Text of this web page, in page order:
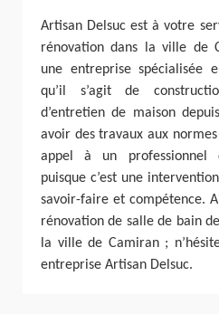
Artisan Delsuc est à votre
rénovation dans la ville de
une entreprise spécialisée
qu’il s’agit de
d’entretien de maison
avoir des travaux aux
appel à un professionnel
puisque c’est une
savoir-faire et compétence.
rénovation de salle de bain
la ville de Camiran ;
entreprise Artisan Delsuc.